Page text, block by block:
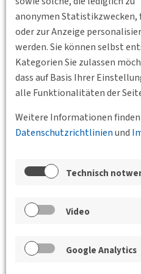
anonymen
oder zur Anzeige
werden. Sie können selbst
Kategorien Sie zulassen
dass auf Basis Ihrer
alle Funktionalitäten der
Weitere Informationen finden
Datenschutzrichtlinienund
Technisch
Video
Google Analytics
Zurück
der BVs und des Jungen
Exkursion des
DVWG nach
07.10. bis zum
07.10.2015 13:00 -
am Main